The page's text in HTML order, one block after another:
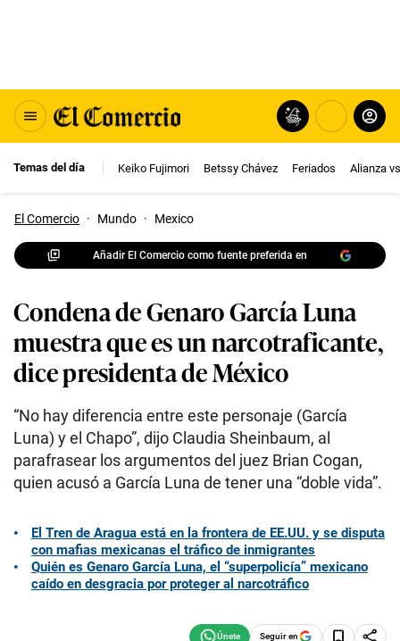
Temas del día Keiko Fujimori Betssy Chávez Feriados Alianza
El Comercio · Mundo · Mexico
Añadir El Comercio como fuente preferida en
Condena de Genaro García Luna
muestra que es un narcotraficante,
dice presidenta de México
“No hay diferencia entre este personaje (García
Luna) y el Chapo”, dijo Claudia Sheinbaum, al
parafrasear los argumentos del juez Brian Cogan,
quien acusó a García Luna de tener una “doble vida”.
El Tren de Aragua está en la frontera de EE.UU. y se disputa
con mafias mexicanas el tráfico de inmigrantes
Quién es Genaro García Luna, el “superpolicía” mexicano
caído en desgracia por proteger al narcotráfico
Seguir en